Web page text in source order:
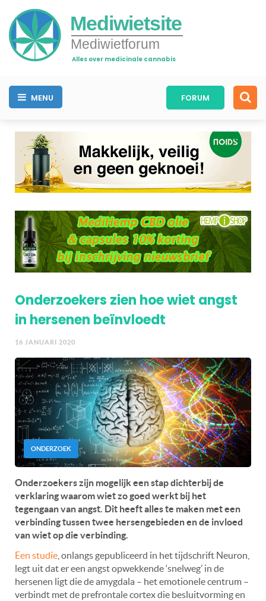
Mediwietsite
Mediwietforum
Alles over medicinale cannabis
MENU FORUM
Onderzoekers zien hoe wiet angst
in hersenen beïnvloedt
16 JANUARI 2020
ONDERZOEK
Onderzoekers zijn mogelijk een stap dichterbij de
verklaring waarom wiet zo goed werkt bij het
tegengaan van angst. Dit heeft alles te maken met een
verbinding tussen twee hersengebieden en de invloed
van wiet op die verbinding.
Een studie , onlangs gepubliceerd in het tijdschrift Neuron,
legt uit dat er een angst opwekkende ‘snelweg’ in de
hersenen ligt die de amygdala – het emotionele centrum –
verbindt met de prefrontale cortex die besluitvorming en